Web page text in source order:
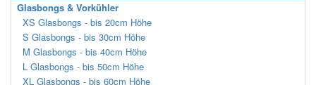
Glasbongs & Vorkühler
XS Glasbongs - bis 20cm Höhe
S Glasbongs - bis 30cm Höhe
M Glasbongs - bis 40cm Höhe
L Glasbongs - bis 50cm Höhe
XL Glasbongs - bis 60cm Höhe